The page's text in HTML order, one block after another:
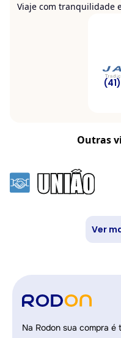
Viaje com tranquilidade
Outras
Ver
Na Rodon sua compra